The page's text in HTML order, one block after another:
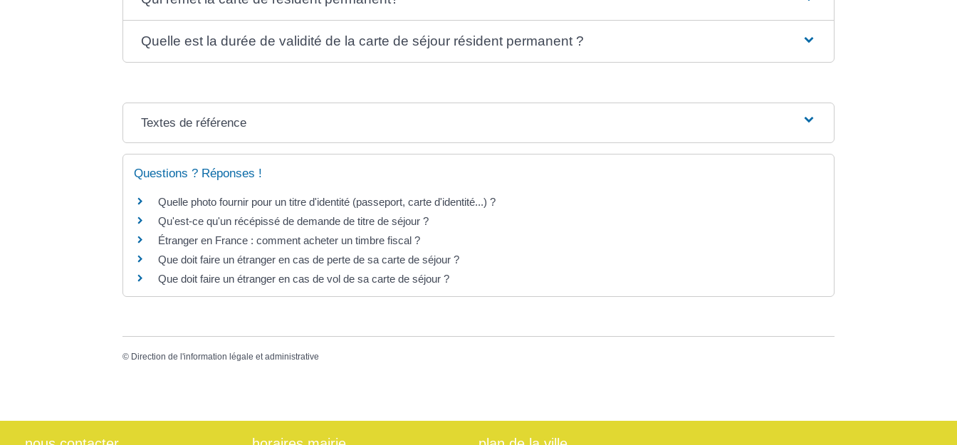
Quelle est la durée de validité de la carte de séjour résident permanent ?
Textes de référence
Questions ? Réponses !
Quelle photo fournir pour un titre d'identité (passeport, carte d'identité...) ?
Qu'est-ce qu'un récépissé de demande de titre de séjour ?
Étranger en France : comment acheter un timbre fiscal ?
Que doit faire un étranger en cas de perte de sa carte de séjour ?
Que doit faire un étranger en cas de vol de sa carte de séjour ?
© Direction de l'information légale et administrative